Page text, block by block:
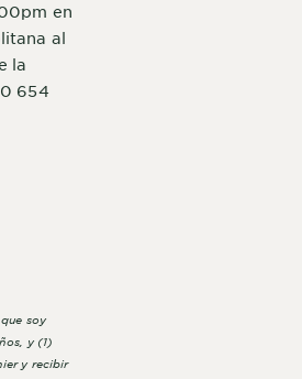
en
al
la
654
soy
y (1)
y recibir